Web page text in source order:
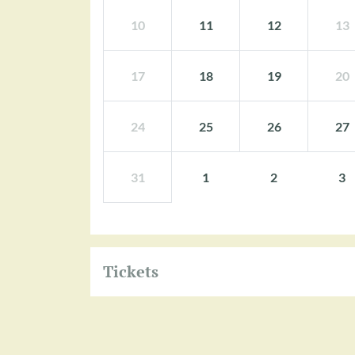
10 11 12 13
17 18 19 20
24 25 26 27
31 1 2 3
Tickets